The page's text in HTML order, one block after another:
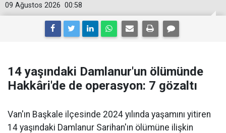
00:58
09 Ağustos 2026
14 yaşındaki Damlanur'un ölümünde
Hakkâri'de de operasyon: 7 gözaltı
Van'ın Başkale ilçesinde 2024 yılında yaşamını yitiren
14 yaşındaki Damlanur Sarihan'ın ölümüne ilişkin